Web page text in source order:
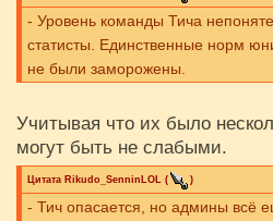
- Уровень команды Тича
статисты. Единственные норм
не были заморожены.
Учитывая что их было
могут быть не слабыми.
Цитата Rikudo_SenninLOL ( )
- Тич опасается, но админы всё